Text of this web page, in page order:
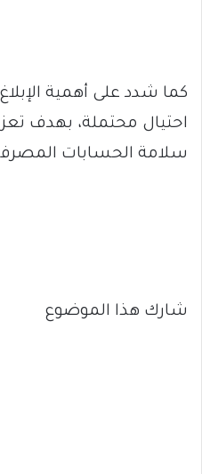
كما شدد على أهمية
احتيال محتملة، بهدف
سلامة الحسابات
شارك هذا الموضوع